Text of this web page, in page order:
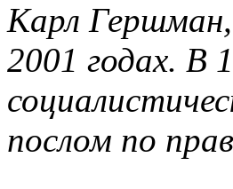
Карл Гершман,
2001 годах. В
послом по